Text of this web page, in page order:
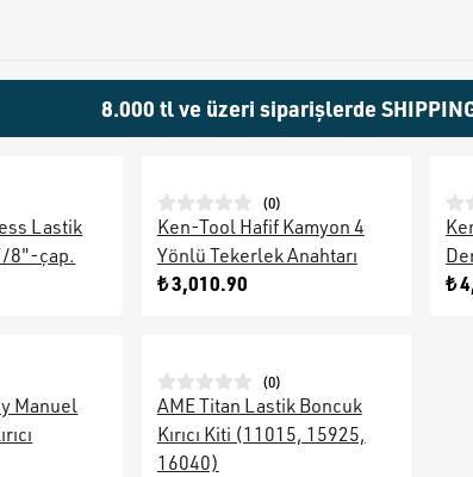
8.000 tl ve üzeri siparişlerde
Lastik
8"-çap.
(0)
Ken-Tool Hafif Kamyon 4
Yönlü Tekerlek Anahtarı
₺ 3,010.90 ₺
Manuel
(0)
AME Titan Lastik Boncuk
Kırıcı Kiti (11015, 15925,
16040)